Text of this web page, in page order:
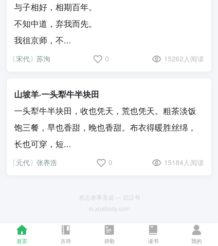
首页 古诗 诗歌 读书 我的
与子相好，相期百年。
不知中道，弃我而先。
我徂京师，不...
〔宋代〕苏洵 0 15262人阅读
山坡羊·一头犁牛半块田
一头犁牛半块田，收也凭天，荒也凭天。粗茶淡饭
饱三餐，早也香甜，晚也香甜。布衣得暖胜丝绵，
长也可穿，短...
〔元代〕张养浩 0 15184人阅读
有志者事竟成 — 后汉书
m.xuebody.com